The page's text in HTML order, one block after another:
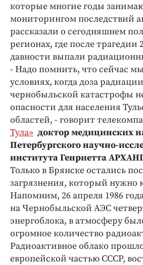
Происшествия
Спорт
Экономика и бизнес
ПРОЕКТЫ
Блоги
Издания
Медиаперсона
Интересное чтиво
Клиника года
Бренд года
Работодатель года
которые многие годы
мониторингом последствий
рассказали о сегодняшнем
регионах, где после трагедии
давности выпали
- Надо помнить, что сейчас
условиях, когда доза
чернобыльской катастрофы
опасности для населения
областей, - говорит
Тула» доктор медицинских
Петербургского научно-
института Генриетта
Только в Брянске остались
загрязнения, который нужно
Напомним, 26 апреля 1986
на Чернобыльской АЭС
энергоблока, в атмосферу
огромное количество
Радиоактивное облако
европейской частью СССР,